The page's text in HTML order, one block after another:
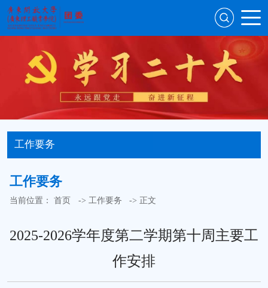
工作要务
工作要务
当前位置：首页 -> 工作要务 -> 正文
2025-2026学年度第二学期第十周主要工
作安排